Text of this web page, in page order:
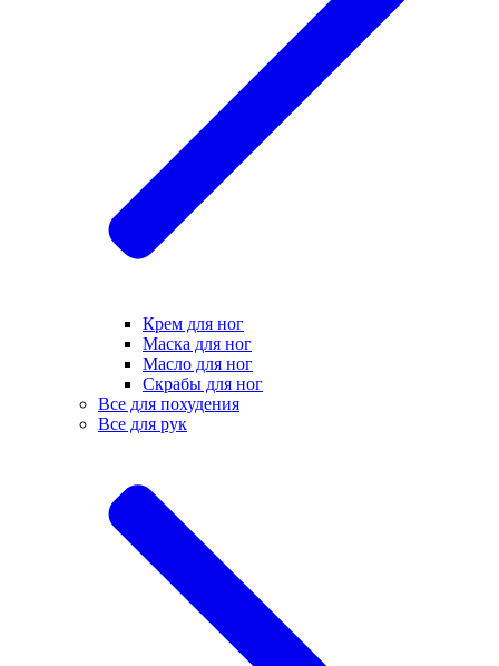
Крем для ног
Маска для ног
Масло для ног
Скрабы для ног
Все для похудения
Все для рук